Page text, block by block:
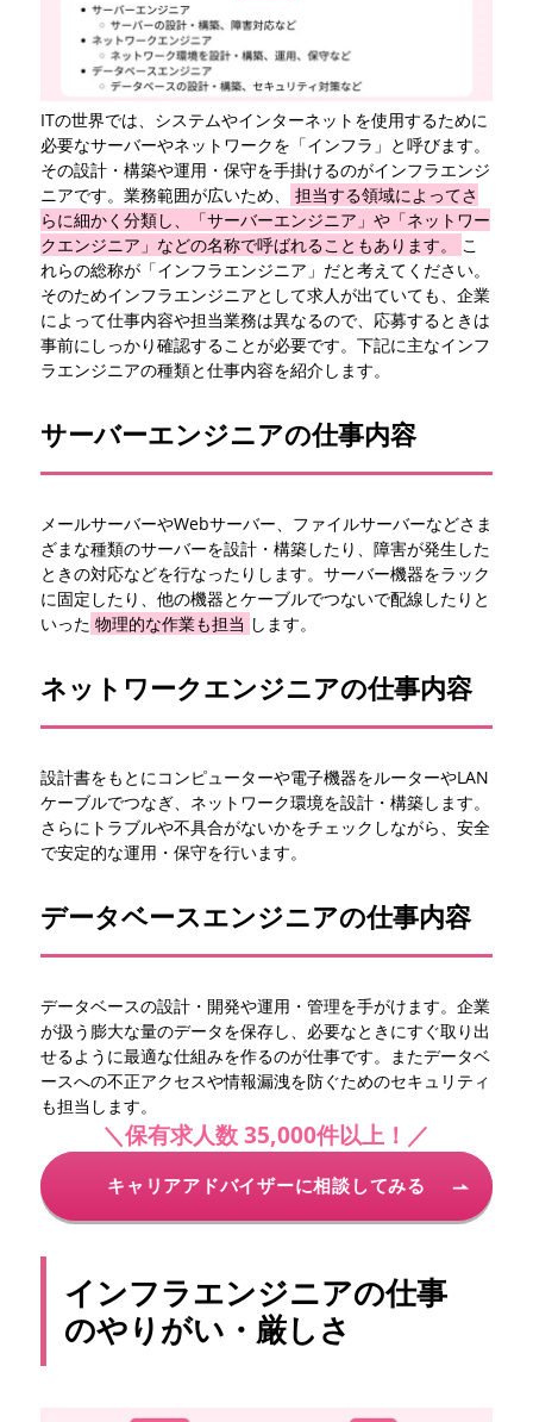
ITの世界では、システムやインターネットを使用するために
必要なサーバーやネットワークを「インフラ」と呼びます。
その設計・構築や運用・保守を手掛けるのがインフラエンジ
ニアです。業務範囲が広いため、
担当する領域によってさ
らに細かく分類し、「サーバーエンジニア」や「ネットワー
クエンジニア」などの名称で呼ばれることもあります。 こ
れらの総称が「インフラエンジニア」だと考えてください。
そのためインフラエンジニアとして求人が出ていても、企業
によって仕事内容や担当業務は異なるので、応募するときは
事前にしっかり確認することが必要です。下記に主なインフ
ラエンジニアの種類と仕事内容を紹介します。
サーバーエンジニアの仕事内容
メールサーバーやWebサーバー、ファイルサーバーなどさま
ざまな種類のサーバーを設計・構築したり、障害が発生した
ときの対応などを行なったりします。サーバー機器をラック
に固定したり、他の機器とケーブルでつないで配線したりと
いった 物理的な作業も担当 します。
ネットワークエンジニアの仕事内容
設計書をもとにコンピューターや電子機器をルーターやLAN
ケーブルでつなぎ、ネットワーク環境を設計・構築します。
さらにトラブルや不具合がないかをチェックしながら、安全
で安定的な運用・保守を行います。
データベースエンジニアの仕事内容
データベースの設計・開発や運用・管理を手がけます。企業
が扱う膨大な量のデータを保存し、必要なときにすぐ取り出
せるように最適な仕組みを作るのが仕事です。またデータベ
ースへの不正アクセスや情報漏洩を防ぐためのセキュリティ
も担当します。
＼保有求人数 35,000件以上！／
キャリアアドバイザーに相談してみる
インフラエンジニアの仕事
のやりがい・厳しさ